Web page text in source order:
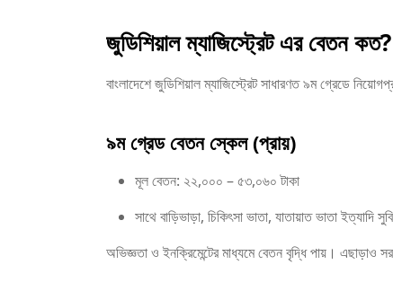
জুডিশিয়াল ম্যাজিস্ট্রেট এর বেতন কত?
বাংলাদেশে জুডিশিয়াল ম্যাজিস্ট্রেট সাধারণত ৯ম গ্রেডে
৯ম গ্রেড বেতন স্কেল (প্রায়)
মূল বেতন: ২২,০০০ – ৫৩,০৬০ টাকা
সাথে বাড়িভাড়া, চিকিৎসা ভাতা, যাতায়াত ভাতা ইত্যাদি
অভিজ্ঞতা ও ইনক্রিমেন্টের মাধ্যমে বেতন বৃদ্ধি পায়। এছাড়াও